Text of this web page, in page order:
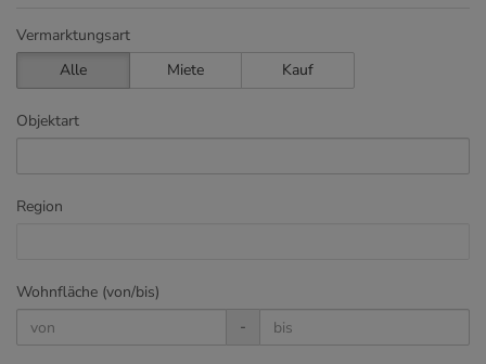
Vermarktungsart
Alle
Miete Kauf
Objektart
Region
Wohnfläche (von/bis)
-